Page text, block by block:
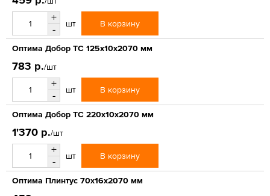
+
-
шт В корзину
Оптима Добор ТС 125х10х2070 мм
783 р./шт
+
-
шт В корзину
Оптима Добор ТС 220х10х2070 мм
1'370 р./шт
+
-
шт В корзину
Оптима Плинтус 70х16х2070 мм